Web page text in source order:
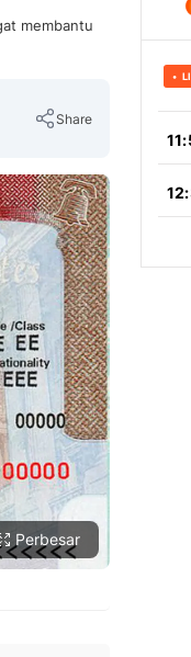
membantu
Share
Copy Link
Perbesar